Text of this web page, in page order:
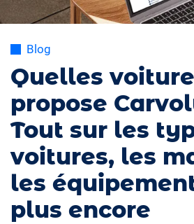
Blog
Quelles
propose
Tout sur les
voitures, les
les
plus encore